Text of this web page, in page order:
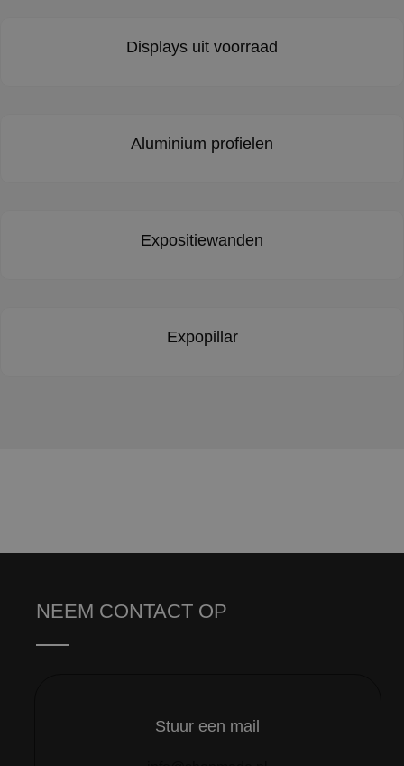
Displays uit voorraad
Aluminium profielen
Expositiewanden
Expopillar
NEEM CONTACT OP
Stuur een mail